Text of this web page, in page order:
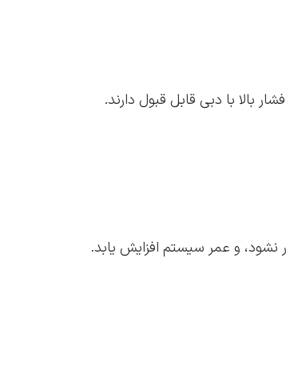
بالا با دبی قابل قبول دارند.
و عمر سیستم افزایش یابد.